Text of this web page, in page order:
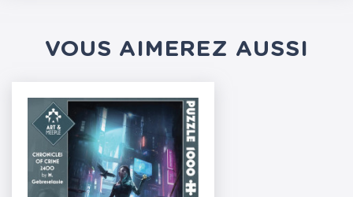
VOUS AIMEREZ AUSSI